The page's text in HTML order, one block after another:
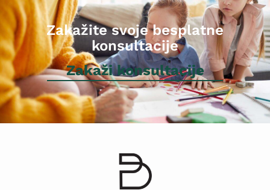
Zakažite svoje besplatne
konsultacije
Zakaži konsultacije